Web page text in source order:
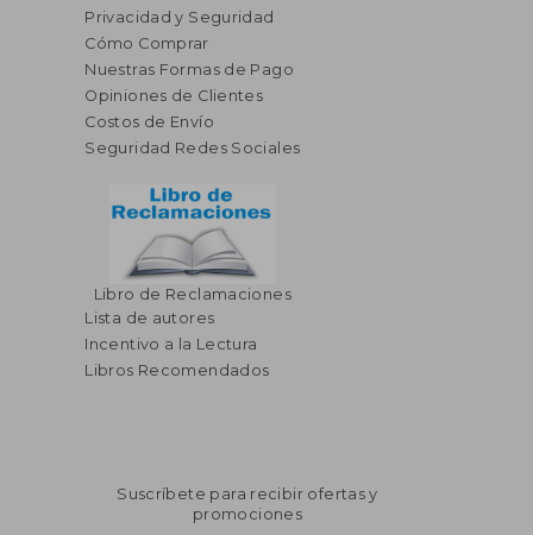
Privacidad y Seguridad
Cómo Comprar
Nuestras Formas de Pago
Opiniones de Clientes
Costos de Envío
Seguridad Redes Sociales
Libro de Reclamaciones
Lista de autores
Incentivo a la Lectura
Libros Recomendados
Suscríbete para recibir ofertas y
promociones